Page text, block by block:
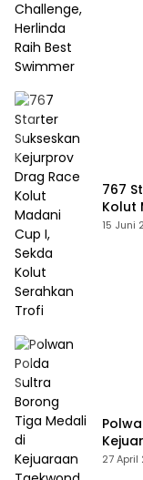
767
Kolut
Trofi
15 Juni
27 April